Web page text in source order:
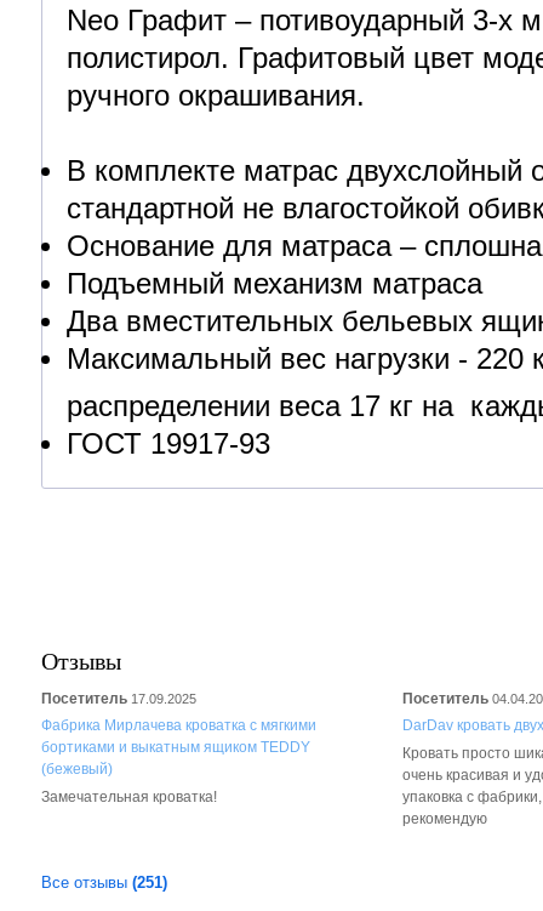
Neo Графит – потивоударный 3-х
полистирол. Графитовый цвет
ручного окрашивания.
В комплекте матрас двухслойный
стандартной не влагостойкой
Основание для матраса –
Подъемный механизм матраса
Два вместительных бельевых
Максимальный вес нагрузки - 220
распределении веса 17 кг на
ГОСТ 19917-93
Отзывы
Посетитель 17.09.2025
Фабрика Мирлачева кроватка с мягкими
бортиками и выкатным ящиком TEDDY
(бежевый)
Замечательная кроватка!
Посетитель
DarDav кровать
Кровать просто
очень красивая и
упаковка с
рекомендую
Все отзывы (251)